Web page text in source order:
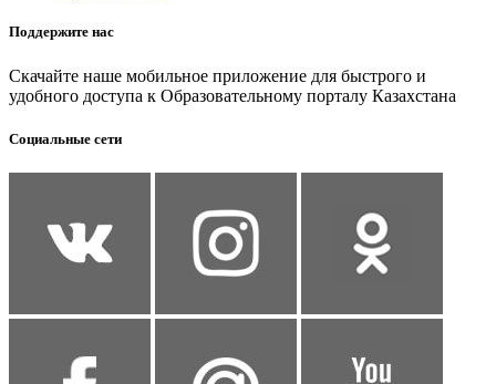
Поддержите нас
Скачайте наше мобильное приложение для быстрого и
удобного доступа к Образовательному порталу Казахстана
Социальные сети